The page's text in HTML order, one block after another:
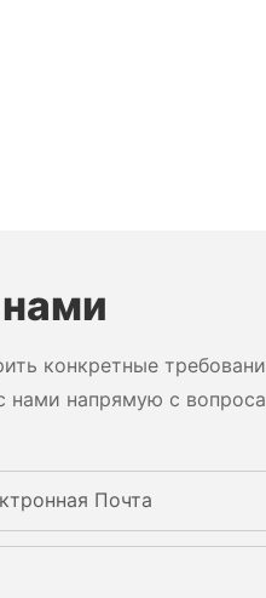
конкретные
нами напрямую с
Почта